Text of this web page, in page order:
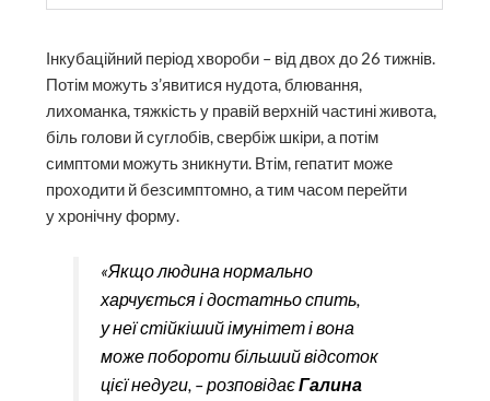
Інкубаційний період хвороби – від двох до 26 тижнів.
Потім можуть з’явитися нудота, блювання,
лихоманка, тяжкість у правій верхній частині живота,
біль голови й суглобів, свербіж шкіри, а потім
симптоми можуть зникнути. Втім, гепатит може
проходити й безсимптомно, а тим часом перейти
у хронічну форму.
«Якщо людина нормально
харчується і достатньо спить,
у неї стійкіший імунітет і вона
може побороти більший відсоток
цієї недуги, – розповідаєГалина